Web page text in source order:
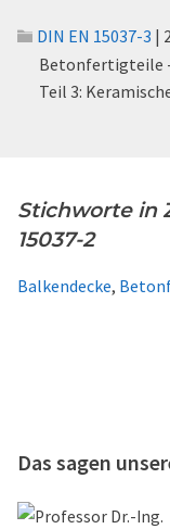
DIN EN 15037-3 |
Betonfertigteile
Teil 3:
Stichworte in
15037-2
Balkendecke,
Das sagen